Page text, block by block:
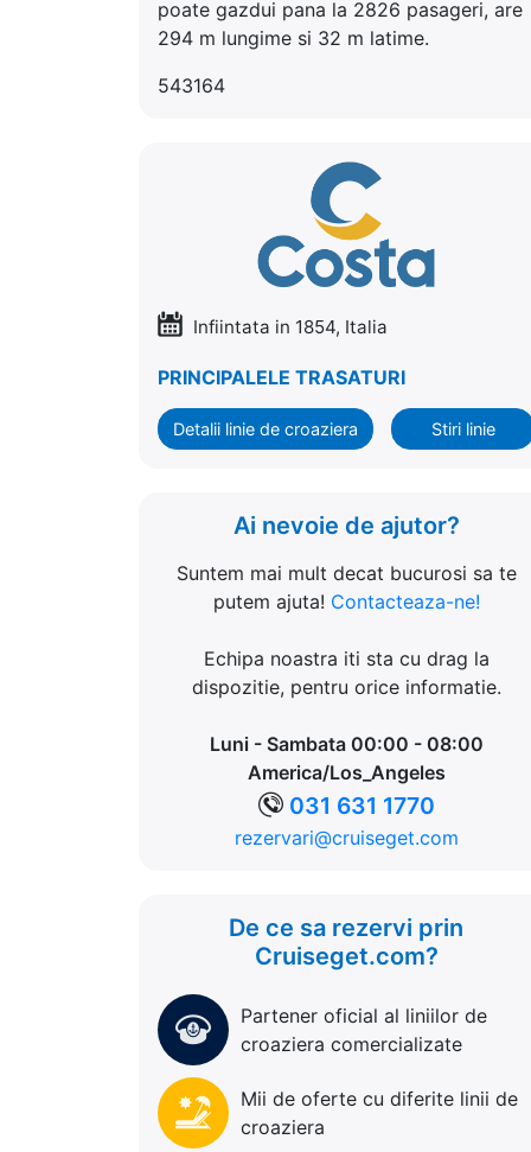
poate gazdui pana la 2826 pasageri, are
294 m lungime si 32 m latime.
543164
Infiintata in 1854, Italia
PRINCIPALELE TRASATURI
Detalii linie de croaziera Stiri linie
Ai nevoie de ajutor?
Suntem mai mult decat bucurosi sa te
putem ajuta! Contacteaza-ne!
Echipa noastra iti sta cu drag la
dispozitie, pentru orice informatie.
Luni - Sambata 00:00 - 08:00
America/Los_Angeles
031 631 1770
rezervari@cruiseget.com
De ce sa rezervi prin
Cruiseget.com?
Partener oficial al liniilor de
croaziera comercializate
Mii de oferte cu diferite linii de
croaziera